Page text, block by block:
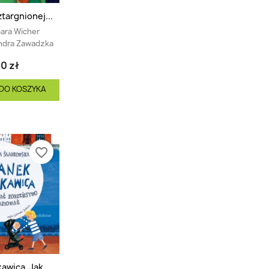
Wicher
Zawadzka
zł
KOSZYKA
favorite_border